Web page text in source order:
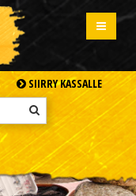
SIIRRY KASSALLE